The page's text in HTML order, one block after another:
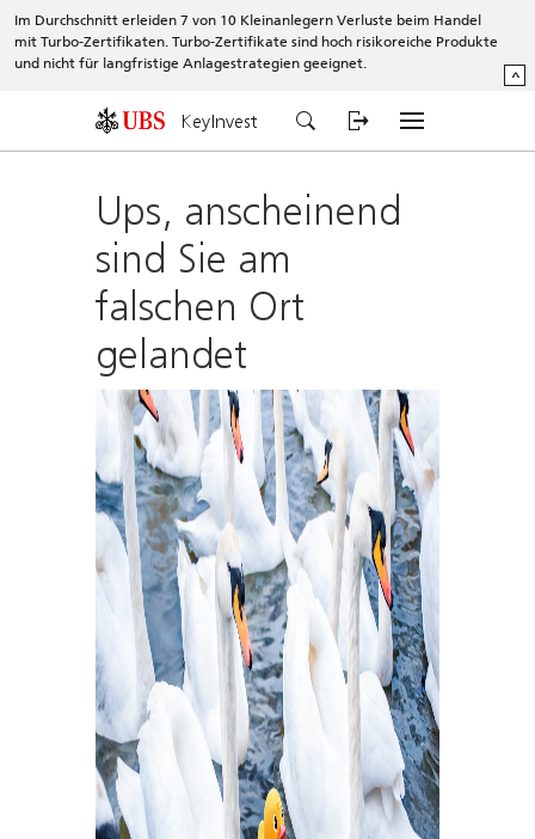
Im Durchschnitt erleiden 7 von 10 Kleinanlegern Verluste beim Handel
mit Turbo-Zertifikaten. Turbo-Zertifikate sind hoch risikoreiche Produkte
und nicht für langfristige Anlagestrategien geeignet.
^
KeyInvest
Ups, anscheinend
sind Sie am
falschen Ort
gelandet